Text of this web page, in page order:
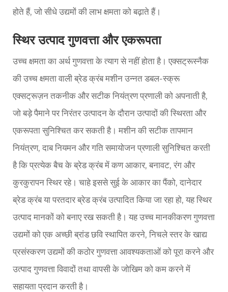
होते हैं, जो सीधे उद्यमों की लाभ क्षमता को बढ़ाते हैं।
स्थिर उत्पाद गुणवत्ता और एकरूपता
उच्च क्षमता का अर्थ गुणवत्ता के त्याग से नहीं होता है। एक्सट्रूस्नैक
की उच्च क्षमता वाली ब्रेड क्रंब मशीन उन्नत डबल-स्क्रू
एक्सट्रूज़न तकनीक और सटीक नियंत्रण प्रणाली को अपनाती है,
जो बड़े पैमाने पर निरंतर उत्पादन के दौरान उत्पादों की स्थिरता और
एकरूपता सुनिश्चित कर सकती है। मशीन की सटीक तापमान
नियंत्रण, दाब नियमन और गति समायोजन प्रणाली सुनिश्चित करती
है कि प्रत्येक बैच के ब्रेड क्रंब में कण आकार, बनावट, रंग और
कुरकुरापन स्थिर रहे। चाहे इससे सुई के आकार का पैंको, दानेदार
ब्रेड क्रंब या परतदार ब्रेड क्रंब उत्पादित किया जा रहा हो, यह स्थिर
उत्पाद मानकों को बनाए रख सकती है। यह उच्च मानकीकरण गुणवत्ता
उद्यमों को एक अच्छी ब्रांड छवि स्थापित करने, निचले स्तर के खाद्य
प्रसंस्करण उद्यमों की कठोर गुणवत्ता आवश्यकताओं को पूरा करने और
उत्पाद गुणवत्ता विवादों तथा वापसी के जोखिम को कम करने में
सहायता प्रदान करती है।